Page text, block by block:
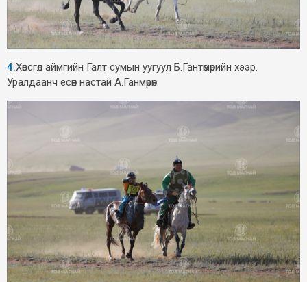
4.Хөвсгөл аймгийн Галт сумын уугуул Б.Гантөмөрийн хээр.
Уралдаанч есөн настай А.Ганмөрөн.